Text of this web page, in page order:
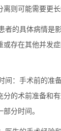
则可能需要更长
者的具体病情是
或存在其他并发
间：手术前的准
分的术前准备和
分时间。